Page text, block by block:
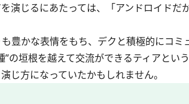
演じるにあたっては、「アンドロイド
豊かな表情をもち、デクと積極的にコミ
”の垣根を越えて交流ができるティアと
じ方になっていたかもしれません。